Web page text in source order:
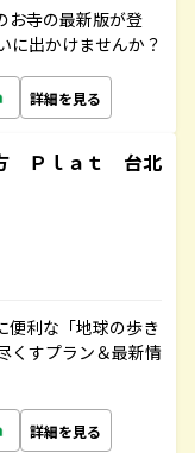
お寺の最新版が登
に出かけませんか？
詳細を見る
Ｐｌａｔ 台北
便利な「地球の歩き
くすプラン＆最新情
詳細を見る